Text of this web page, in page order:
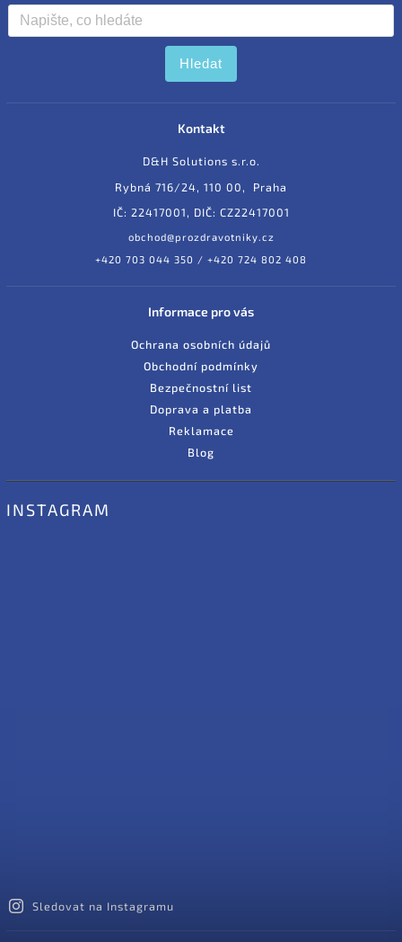
Hledat
Kontakt
D&H Solutions s.r.o.
Rybná 716/24, 110 00, Praha
IČ: 22417001, DIČ: CZ22417001
obchod@prozdravotniky.cz
+420 703 044 350 / +420 724 802 408
Informace pro vás
Ochrana osobních údajů
Obchodní podmínky
Bezpečnostní list
Doprava a platba
Reklamace
Blog
INSTAGRAM
Sledovat na Instagramu